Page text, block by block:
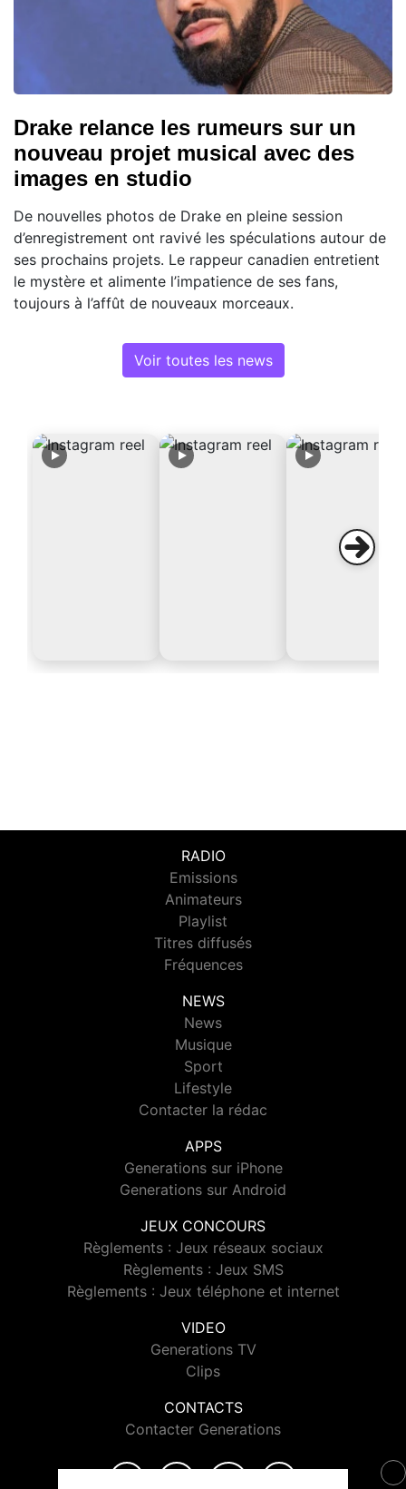
Drake relance les rumeurs sur un
nouveau projet musical avec des
images en studio
De nouvelles photos de Drake en pleine session
d’enregistrement ont ravivé les spéculations autour de
ses prochains projets. Le rappeur canadien entretient
le mystère et alimente l’impatience de ses fans,
toujours à l’affût de nouveaux morceaux.
Voir toutes les news
RADIO
Emissions
Animateurs
Playlist
Titres diffusés
Fréquences
NEWS
News
Musique
Sport
Lifestyle
Contacter la rédac
APPS
Generations sur iPhone
Generations sur Android
JEUX CONCOURS
Règlements : Jeux réseaux sociaux
Règlements : Jeux SMS
Règlements : Jeux téléphone et internet
VIDEO
Generations TV
Clips
CONTACTS
Contacter Generations